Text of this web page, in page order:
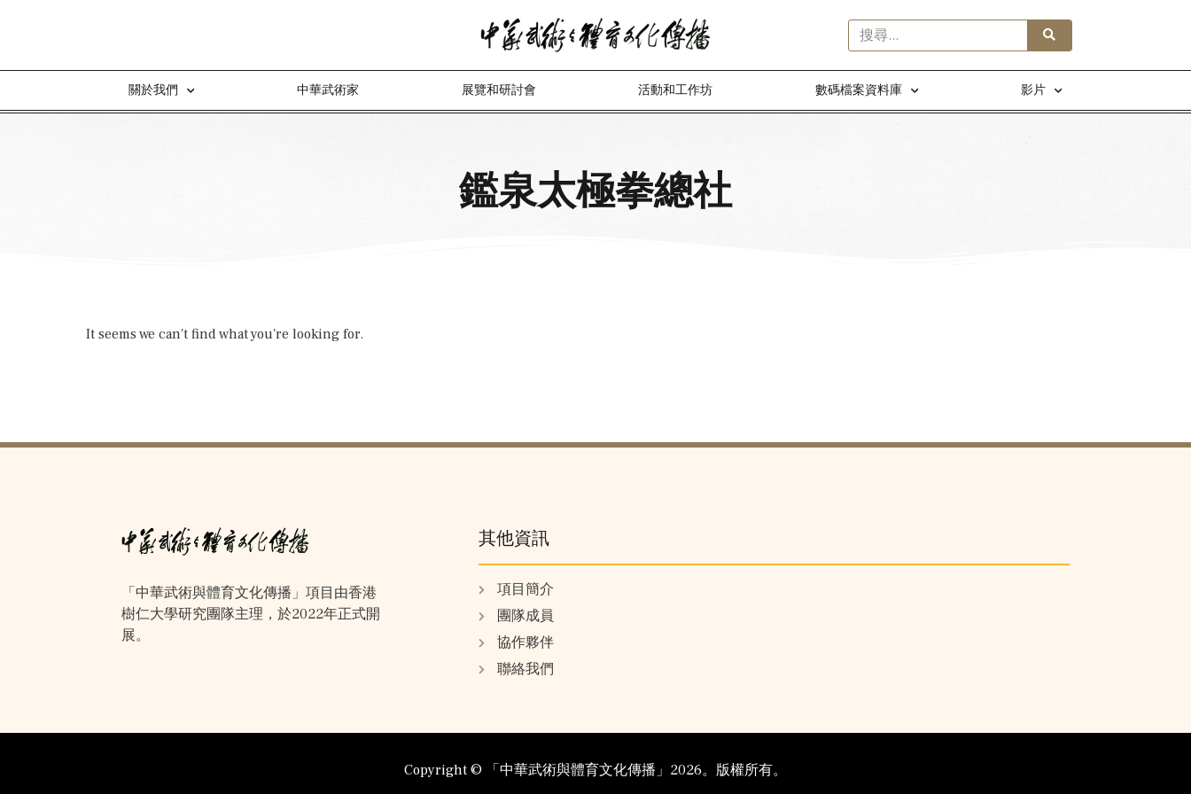
關於我們 中華武術家 展覽和研討會 活動和工作坊 數碼檔案資料庫 影片
鑑泉太極拳總社
It seems we can't find what you're looking for.
「中華武術與體育文化傳播」項目由香港
樹仁大學研究團隊主理，於2022年正式開
展。
其他資訊
項目簡介
團隊成員
協作夥伴
聯絡我們
Copyright ©️ 「中華武術與體育文化傳播」2026。版權所有。